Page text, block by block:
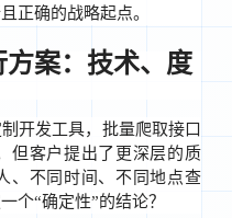
正确的战略起点。
案：技术、度
开发工具，批量爬取接口
但客户提出了更深层的质
、不同时间、不同地点查
个“确定性”的结论？